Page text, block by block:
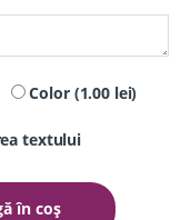
Color (1.00 lei)
textului
în coș